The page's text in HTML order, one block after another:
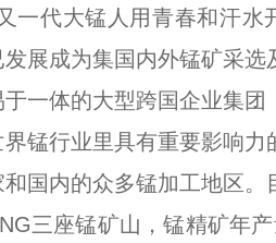
一代大锰人用青春和汗水
展成为集国内外锰矿采选
一体的大型跨国企业集团
锰行业里具有重要影响力
国内的众多锰加工地区。
三座锰矿山，锰精矿年